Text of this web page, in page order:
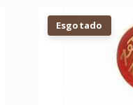
Esgotado